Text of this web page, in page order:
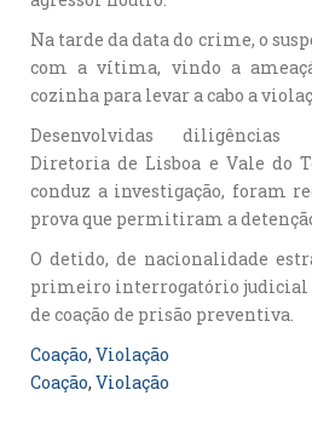
Na tarde da data do crime, o
com a vítima, vindo a
cozinha para levar a cabo a
Desenvolvidas diligências
Diretoria de Lisboa e Vale do
conduz a investigação, foram
prova que permitiram a
O detido, de nacionalidade
primeiro interrogatório judicial
de coação de prisão preventiva.
Coação, Violação
Coação, Violação